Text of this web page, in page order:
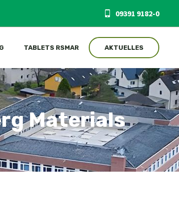
09391 9182-0
TABLETS RSMAR AKTUELLES
Materials